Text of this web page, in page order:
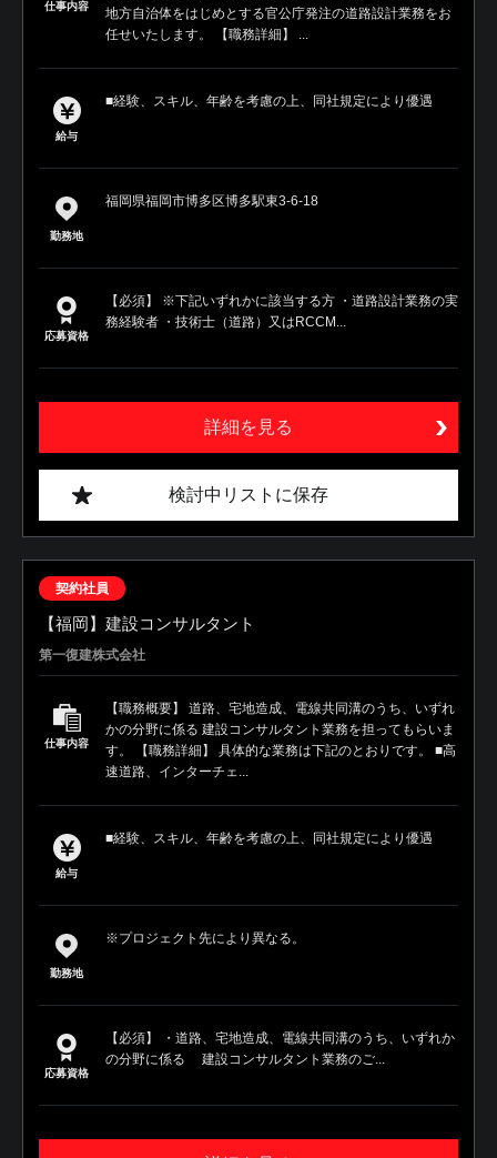
仕事内容
地方自治体をはじめとする官公庁発注の道路設計業務をお
任せいたします。 【職務詳細】 ...
給与
■経験、スキル、年齢を考慮の上、同社規定により優遇
勤務地
福岡県福岡市博多区博多駅東3-6-18
応募資格
【必須】 ※下記いずれかに該当する方 ・道路設計業務の実
務経験者 ・技術士（道路）又はRCCM...
詳細を見る
検討中リストに保存
契約社員
【福岡】建設コンサルタント
第一復建株式会社
仕事内容
【職務概要】 道路、宅地造成、電線共同溝のうち、いずれ
かの分野に係る 建設コンサルタント業務を担ってもらいま
す。 【職務詳細】 具体的な業務は下記のとおりです。 ■高
速道路、インターチェ...
給与
■経験、スキル、年齢を考慮の上、同社規定により優遇
勤務地
※プロジェクト先により異なる。
応募資格
【必須】 ・道路、宅地造成、電線共同溝のうち、いずれか
の分野に係る 建設コンサルタント業務のご...